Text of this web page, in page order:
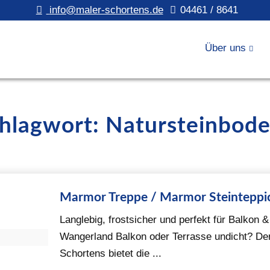
info@maler-schortens.de 04461 / 8641
Über uns
Marmor Treppe / Marmor
Langlebig, frostsicher und perfekt für Balkon
Wangerland Balkon oder Terrasse undicht?
Schortens bietet die ...